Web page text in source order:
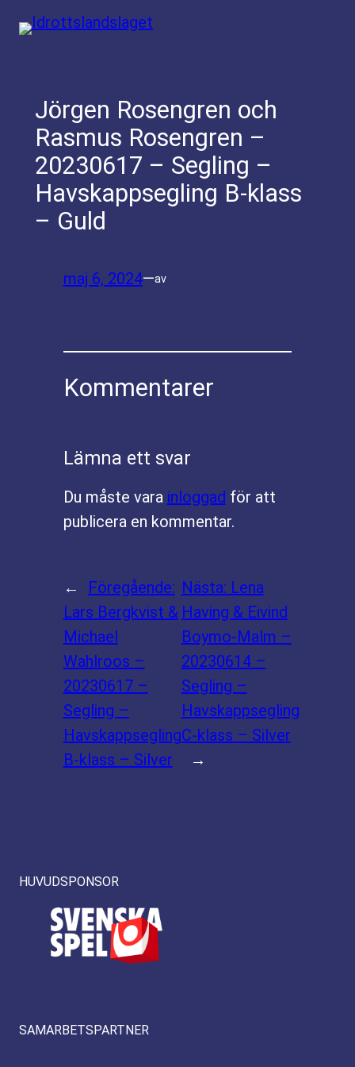
Hoppa
Jörgen Rosengren och
Rasmus Rosengren –
20230617 – Segling –
Havskappsegling B-klass
– Guld
maj 6, 2024—av
Kommentarer
Lämna ett svar
Du måste vara inloggad för att
publicera en kommentar.
←
Föregående:
Lars Bergkvist &
Michael
Wahlroos –
20230617 –
Segling –
Havskappsegling
B-klass – Silver
Nästa: Lena
Having & Eivind
Boymo-Malm –
20230614 –
Segling –
Havskappsegling
C-klass – Silver
→
HUVUDSPONSOR
SAMARBETSPARTNER